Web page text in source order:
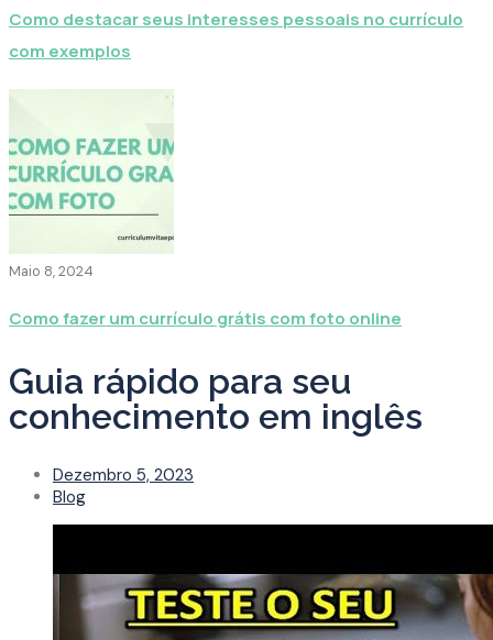
Como destacar seus interesses pessoais no currículo
com exemplos
Maio 8, 2024
Como fazer um currículo grátis com foto online
Guia rápido para seu
conhecimento em inglês
Dezembro 5, 2023
Blog